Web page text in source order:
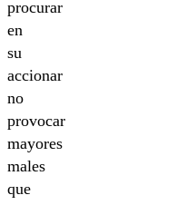
procurar
en
su
accionar
no
provocar
mayores
males
que